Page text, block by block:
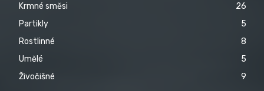
Krmné směsi
26
Partikly
5
Rostlinné
8
Umělé
5
Živočišné
9